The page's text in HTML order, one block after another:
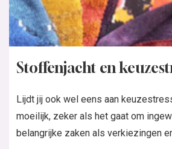
Stoffenjacht en
Lijdt jij ook wel eens aan
moeilijk, zeker als het gaat om
belangrijke zaken als verkiezingen